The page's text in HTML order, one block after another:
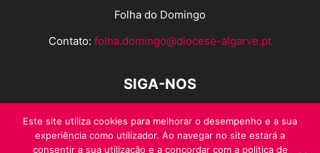
Folha do Domingo
Contato: folha.domingo@diocese-algarve.pt
SIGA-NOS
Este site utiliza cookies para melhorar o desempenho e a sua
experiência como utilizador. Ao navegar no site estará a
consentir a sua utilização e a concordar com a politica de